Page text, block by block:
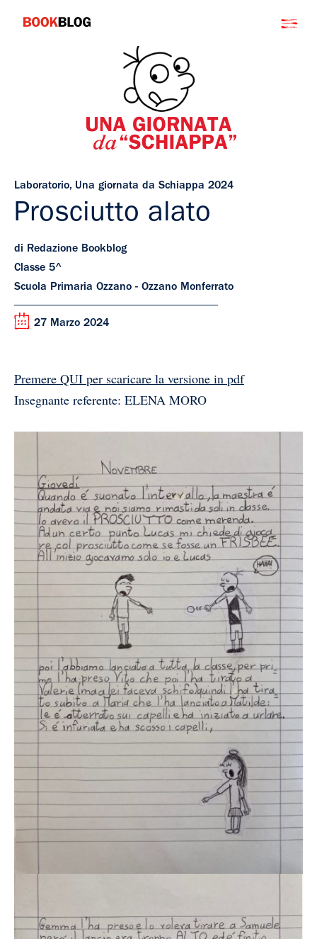
Bookblog
Laboratorio, Una giornata da Schiappa 2024
Prosciutto alato
di Redazione Bookblog
Classe 5^
Scuola Primaria Ozzano - Ozzano Monferrato
27 Marzo 2024
Premere QUI per scaricare la versione in pdf
Insegnante referente: ELENA MORO